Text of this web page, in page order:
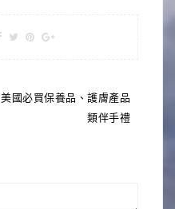
美國必買保養品、護膚產品
類伴手禮